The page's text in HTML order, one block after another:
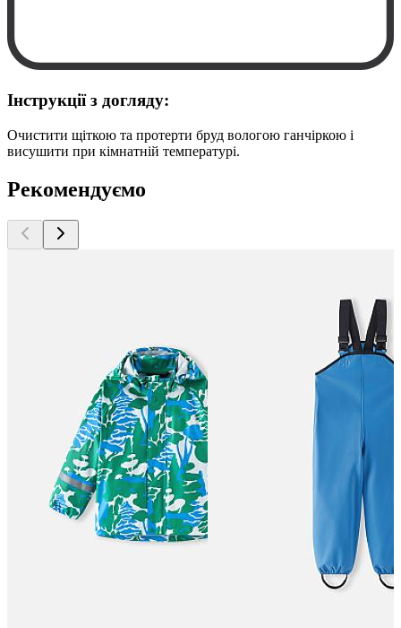
Інструкції з догляду:
Очистити щіткою та протерти бруд вологою ганчіркою і
висушити при кімнатній температурі.
Рекомендуємо